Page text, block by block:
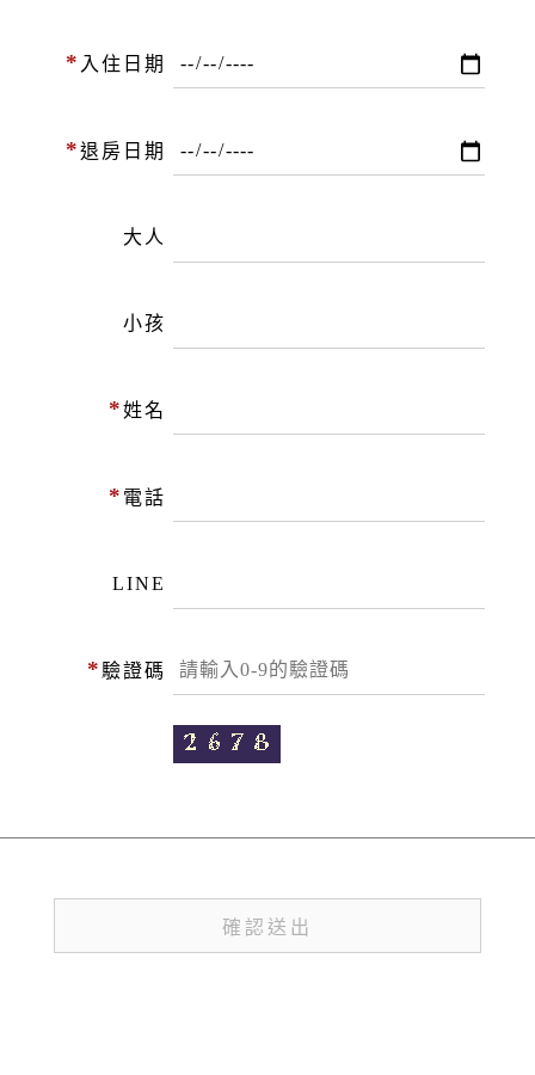
* 入住日期
*退房日期
大人
小孩
*姓名
* 電話
LINE
* 驗證碼